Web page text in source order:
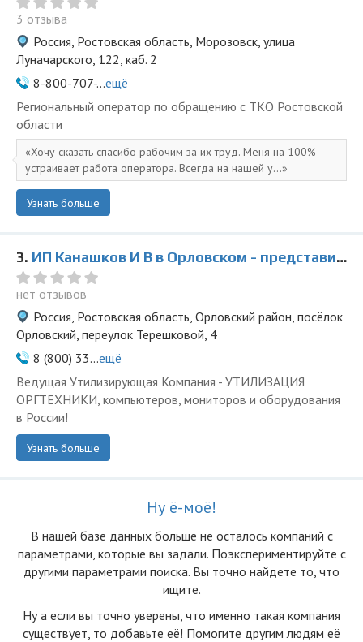
3 отзыва
Россия, Ростовская область, Морозовск, улица
Луначарского, 122, каб. 2
8-800-707-...ещё
Региональный оператор по обращению с ТКО Ростовской
области
Хочу сказать спасибо рабочим за их труд. Меня на 100%
устраивает работа оператора. Всегда на нашей у...
Узнать больше
3. ИП Канашков И В в Орловском - представитель ООО Ведущая Утилизирующая Компания
нет отзывов
Россия, Ростовская область, Орловский район, посёлок
Орловский, переулок Терешковой, 4
8 (800) 33...ещё
Ведущая Утилизирующая Компания - УТИЛИЗАЦИЯ
ОРГТЕХНИКИ, компьютеров, мониторов и оборудования
в России!
Узнать больше
Ну ё-моё!
В нашей базе данных больше не осталоcь компаний с
параметрами, которые вы задали. Поэкспериментируйте с
другими параметрами поиска. Вы точно найдете то, что
ищите.
Ну а если вы точно уверены, что именно такая компания
существует, то добавьте её! Помогите другим людям её